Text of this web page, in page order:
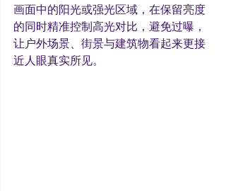
画面中的阳光或强光区域，在保留亮度
的同时精准控制高光对比，避免过曝，
让户外场景、街景与建筑物看起来更接
近人眼真实所见。